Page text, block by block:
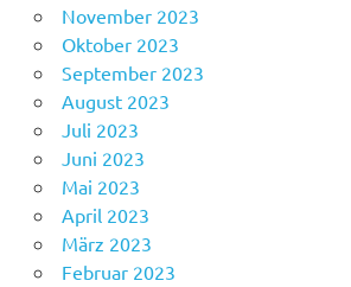
November 2023
Oktober 2023
September 2023
August 2023
Juli 2023
Juni 2023
Mai 2023
April 2023
März 2023
Februar 2023